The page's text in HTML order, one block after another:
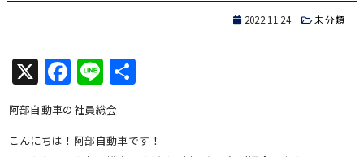
2022.11.24 未分類
X Facebook
Line共
阿部自動車の社員総会
こんにちは！阿部自動車です！